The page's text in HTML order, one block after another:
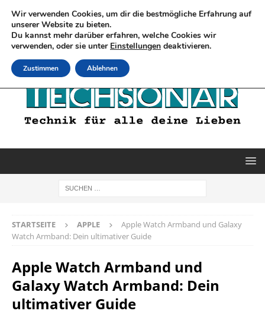
STARTSEITE APPLE
Apple Watch Armband und Galaxy
Watch Armband: Dein ultimativer Guide
Apple Watch Armband und
Galaxy Watch Armband: Dein
ultimativer Guide
Wir verwenden Cookies, um dir die bestmögliche Erfahrung auf
unserer Website zu bieten.
Du kannst mehr darüber erfahren, welche Cookies wir
verwenden, oder sie unter Einstellungen deaktivieren.
Zustimmen Ablehnen